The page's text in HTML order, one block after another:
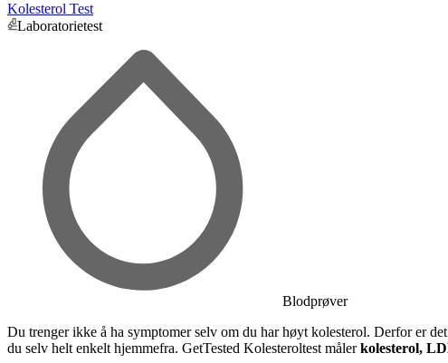
Kolesterol Test
Laboratorietest
Blodprøver
Du trenger ikke å ha symptomer selv om du har høyt kolesterol. Derfor er
du selv helt enkelt hjemmefra. GetTested Kolesteroltest målerkolesterol,